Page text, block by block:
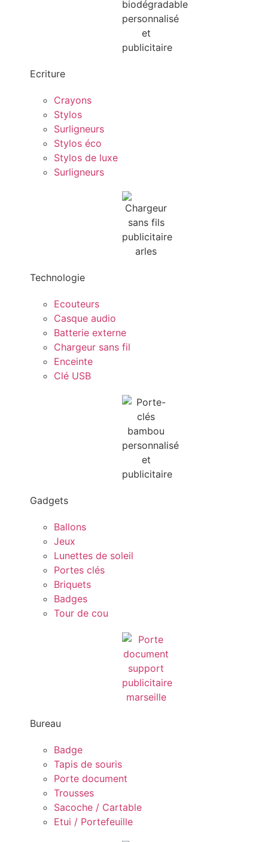
Ecriture
Crayons
Stylos
Surligneurs
Stylos éco
Stylos de luxe
Surligneurs
Technologie
Ecouteurs
Casque audio
Batterie externe
Chargeur sans fil
Enceinte
Clé USB
Gadgets
Ballons
Jeux
Lunettes de soleil
Portes clés
Briquets
Badges
Tour de cou
Bureau
Badge
Tapis de souris
Porte document
Trousses
Sacoche / Cartable
Etui / Portefeuille